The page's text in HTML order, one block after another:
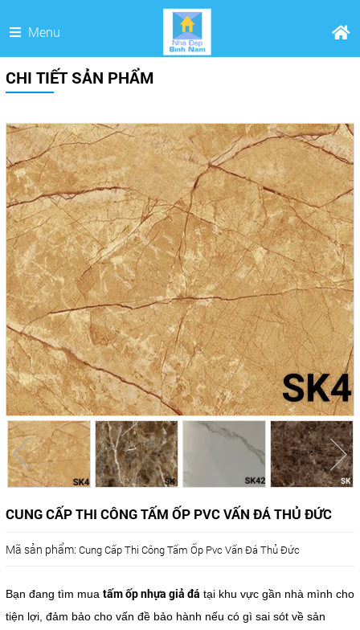
Menu
CHI TIẾT SẢN PHẨM
CUNG CẤP THI CÔNG TẤM ỐP PVC VẤN ĐÁ THỦ ĐỨC
Mã sản phẩm: Cung Cấp Thi Công Tấm Ốp Pvc Vấn Đá Thủ Đức
Bạn đang tìm mua tấm ốp nhựa giả đá tại khu vực gần nhà mình cho
tiện lợi, đảm bảo cho vấn đề bảo hành nếu có gì sai sót về sản